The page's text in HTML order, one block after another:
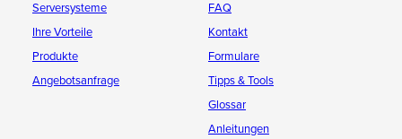
Serversysteme
Ihre Vorteile
Produkte
Angebotsanfrage
FAQ
Kontakt
Formulare
Tipps & Tools
Glossar
Anleitungen